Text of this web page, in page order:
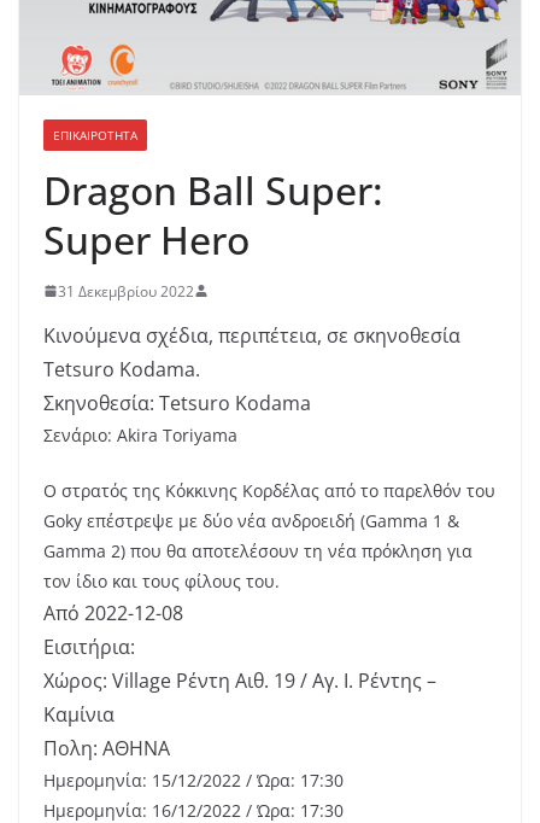
ΕΠΙΚΑΙΡΟΤΗΤΑ
Dragon Ball Super:
Super Hero
31 Δεκεμβρίου 2022
Κινούμενα σχέδια, περιπέτεια, σε σκηνοθεσία
Tetsuro Kodama.
Σκηνοθεσία: Tetsuro Kodama
Σενάριο: Akira Toriyama
Ο στρατός της Κόκκινης Κορδέλας από το παρελθόν του
Goky επέστρεψε με δύο νέα ανδροειδή (Gamma 1 &
Gamma 2) που θα αποτελέσουν τη νέα πρόκληση για
τον ίδιο και τους φίλους του.
Από 2022-12-08
Εισιτήρια:
Χώρος: Village Ρέντη Αιθ. 19 / Αγ. Ι. Ρέντης –
Καμίνια
Πολη: ΑΘΗΝΑ
Ημερομηνία: 15/12/2022 / Ώρα: 17:30
Ημερομηνία: 16/12/2022 / Ώρα: 17:30